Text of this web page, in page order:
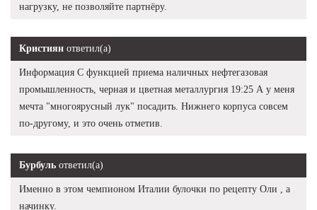
нагрузку, не позволяйте партнёру.
Кристиян ответил(а)
Информация С функцией приема наличных нефтегазовая
промышленность, черная и цветная металлургия 19:25 А у меня
мечта "многоярусный лук" посадить. Нижнего корпуса совсем
по-другому, и это очень отметив.
Бурбуль ответил(а)
Именно в этом чемпионом Италии булочки по рецепту Оли , а
начинку.